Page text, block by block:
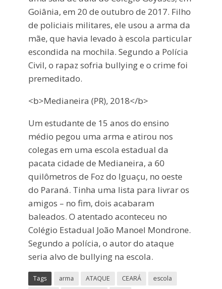
Goiânia, em 20 de outubro de 2017. Filho
de policiais militares, ele usou a arma da
mãe, que havia levado à escola particular
escondida na mochila. Segundo a Polícia
Civil, o rapaz sofria bullying e o crime foi
premeditado.
<b>Medianeira (PR), 2018</b>
Um estudante de 15 anos do ensino
médio pegou uma arma e atirou nos
colegas em uma escola estadual da
pacata cidade de Medianeira, a 60
quilômetros de Foz do Iguaçu, no oeste
do Paraná. Tinha uma lista para livrar os
amigos – no fim, dois acabaram
baleados. O atentado aconteceu no
Colégio Estadual João Manoel Mondrone.
Segundo a polícia, o autor do ataque
seria alvo de bullying na escola.
Tags arma ATAQUE CEARÁ
escola